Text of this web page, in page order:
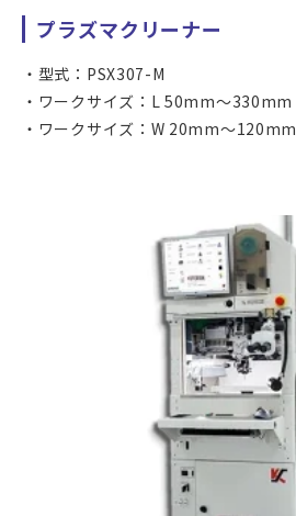
プラズマクリーナー
型式：PSX307-M
ワークサイズ：L 50mm～330mm
ワークサイズ：W 20mm～120mm